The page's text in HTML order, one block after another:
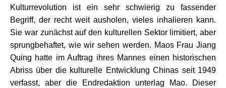
Kulturrevolution ist ein sehr schwierig zu fassender
Begriff, der recht weit ausholen, vieles inhalieren kann.
Sie war zunächst auf den kulturellen Sektor limitiert, aber
sprungbehaftet, wie wir sehen werden. Maos Frau Jiang
Quing hatte im Auftrag ihres Mannes einen historischen
Abriss über die kulturelle Entwicklung Chinas seit 1949
verfasst, aber die Endredaktion unterlag Mao. Dieser